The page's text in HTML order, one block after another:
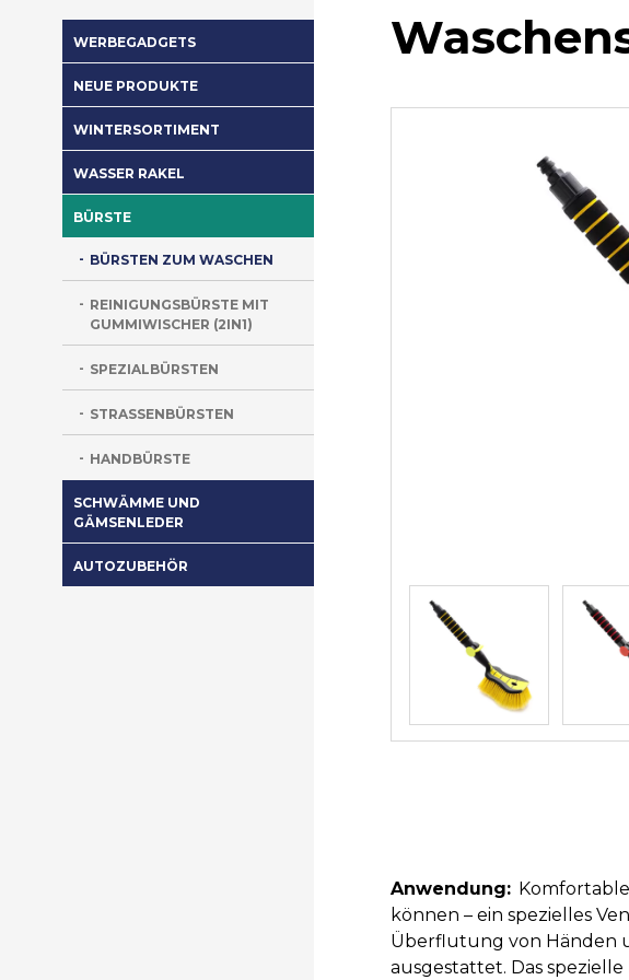
WERBEGADGETS
NEUE PRODUKTE
WINTERSORTIMENT
WASSER RAKEL
BÜRSTE
BÜRSTEN ZUM WASCHEN
REINIGUNGSBÜRSTE MIT
GUMMIWISCHER (2IN1)
SPEZIALBÜRSTEN
STRASSENBÜRSTEN
HANDBÜRSTE
SCHWÄMME UND
GÄMSENLEDER
AUTOZUBEHÖR
Anwendung:
können – ein spezielles
Überflutung von Händen
ausgestattet. Das